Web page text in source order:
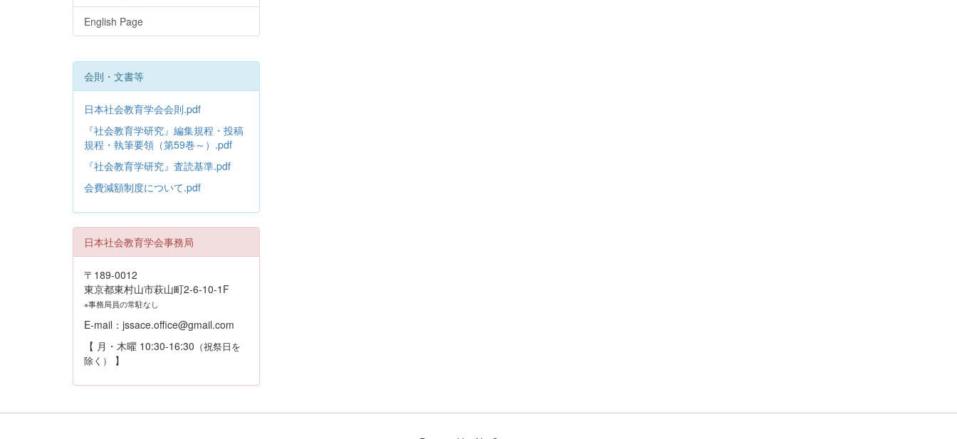
English Page
会則・文書等
日本社会教育学会会則.pdf
『社会教育学研究』編集規程・投稿
規程・執筆要領（第59巻～）.pdf
『社会教育学研究』査読基準.pdf
会費減額制度について.pdf
日本社会教育学会事務局
〒189-0012
東京都東村山市萩山町2-6-10-1F
※事務局員の常駐なし
E-mail：jssace.office@gmail.com
【 月・木曜 10:30-16:30 （祝祭日を
除く）
】